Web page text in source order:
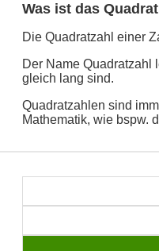
Was ist das
Die Quadratzahl einer
Der Name Quadratzahl
gleich lang sind.
Quadratzahlen sind
Mathematik, wie bspw.